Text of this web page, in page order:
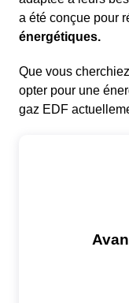
a été conçue pour
énergétiques.
Que vous
opter pour une
gaz EDF